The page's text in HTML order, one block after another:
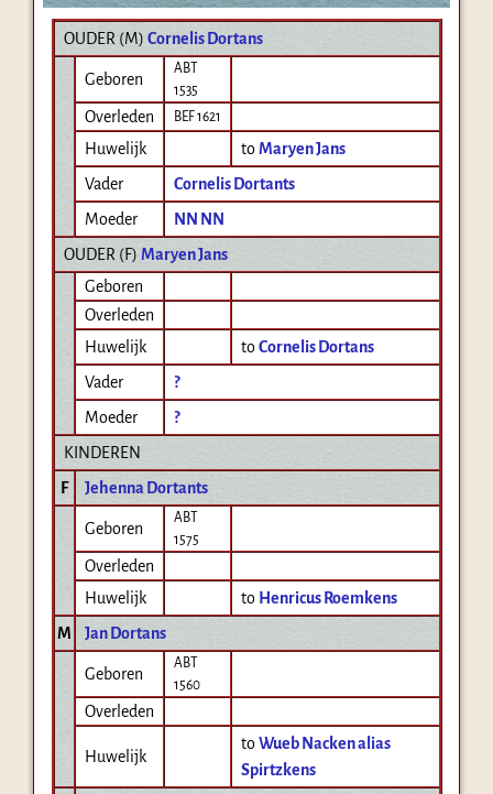
OUDER (M) Cornelis Dortans
Geboren
ABT
1535
Overleden BEF 1621
Huwelijk toMaryen Jans
Vader
Cornelis Dortants
Moeder
NN NN
OUDER (F) Maryen Jans
Geboren
Overleden
Huwelijk
toCornelis Dortans
Vader
?
Moeder
?
KINDEREN
F
Jehenna Dortants
Geboren
ABT
1575
Overleden
Huwelijk
to Henricus Roemkens
M
Jan Dortans
Geboren
ABT
1560
Overleden
Huwelijk
toWueb Nacken alias
Spirtzkens